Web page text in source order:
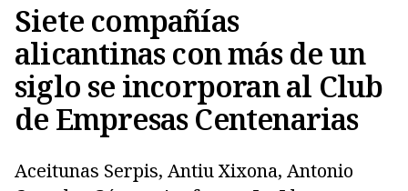
Siete compañías
alicantinas con más de un
siglo se incorporan al Club
de Empresas Centenarias
Aceitunas Serpis, Antiu Xixona, Antonio